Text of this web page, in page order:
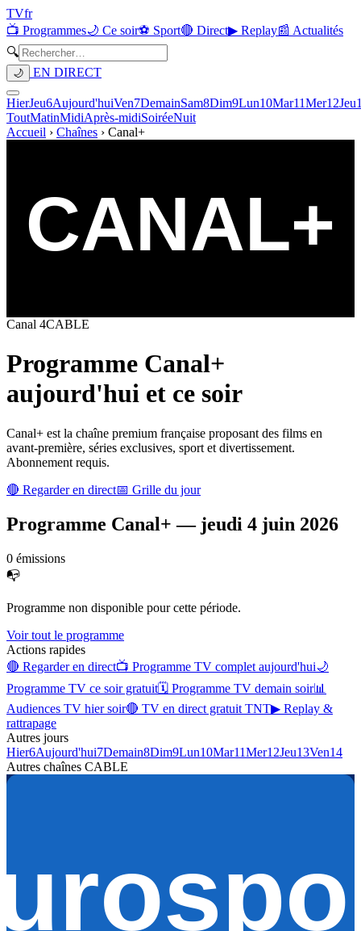
TVfr
📺 Programmes🌙 Ce soir⚽ Sport🔴 Direct▶ Replay📰 Actualités
🔍
🌙 EN DIRECT
HierJeu6Aujourd'huiVen7DemainSam8Dim9Lun10Mar11Mer12Jeu
ToutMatinMidiAprès-midiSoiréeNuit
Accueil › Chaînes › Canal+
Canal 4CABLE
Programme Canal+
aujourd'hui et ce soir
Canal+ est la chaîne premium française proposant des films en
avant-première, séries exclusives, sport et divertissement.
Abonnement requis.
🔴 Regarder en direct📅 Grille du jour
Programme Canal+ — jeudi 4 juin 2026
0 émissions
📭
Programme non disponible pour cette période.
Voir tout le programme
Actions rapides
🔴 Regarder en direct📺 Programme TV complet aujourd'hui🌙
Programme TV ce soir gratuit🗓 Programme TV demain soir📊
Audiences TV hier soir🔴 TV en direct gratuit TNT▶ Replay &
rattrapage
Autres jours
Hier6Aujourd'hui7Demain8Dim9Lun10Mar11Mer12Jeu13Ven14
Autres chaînes CABLE